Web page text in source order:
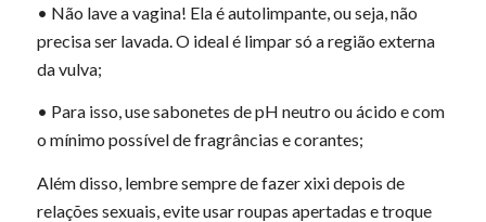
• Não lave a vagina! Ela é autolimpante, ou seja, não
precisa ser lavada. O ideal é limpar só a região externa
da vulva;
• Para isso, use sabonetes de pH neutro ou ácido e com
o mínimo possível de fragrâncias e corantes;
Além disso, lembre sempre de fazer xixi depois de
relações sexuais, evite usar roupas apertadas e troque